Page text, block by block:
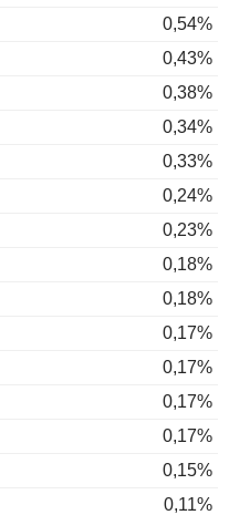
0,54%
0,43%
0,38%
0,34%
0,33%
0,24%
0,23%
0,18%
0,18%
0,17%
0,17%
0,17%
0,17%
0,15%
0,11%